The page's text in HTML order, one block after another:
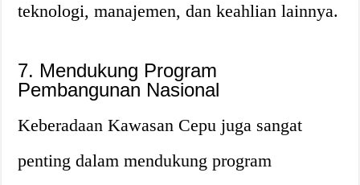
teknologi, manajemen, dan keahlian lainnya.
7. Mendukung Program
Pembangunan Nasional
Keberadaan Kawasan Cepu juga sangat
penting dalam mendukung program